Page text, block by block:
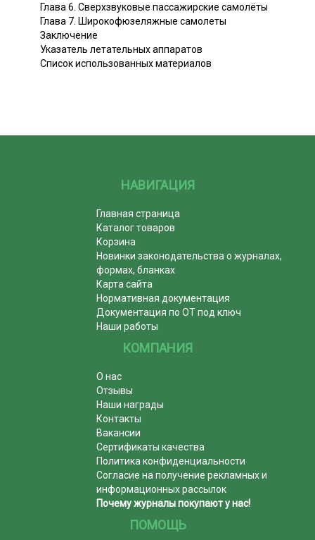
Глава 6. Сверхзвуковые пассажирские самолёты
Глава 7. Широкофюзеляжные самолеты
Заключение
Указатель летательных аппаратов
Список использованных материалов
НАВИГАЦИЯ
Главная страница
Каталог товаров
Корзина
Новинки законодательства о журналах,
формах, бланках
Карта сайта
Нормативная документация
Документация по ОТ под ключ
Наши работы
КОМПАНИЯ
О нас
Отзывы
Наши награды
Контакты
Вакансии
Сертификаты качества
Политика конфиденциальности
Согласие на получение рекламных и
информационных рассылок
Почему журналы покупают у нас!
ПОМОЩЬ